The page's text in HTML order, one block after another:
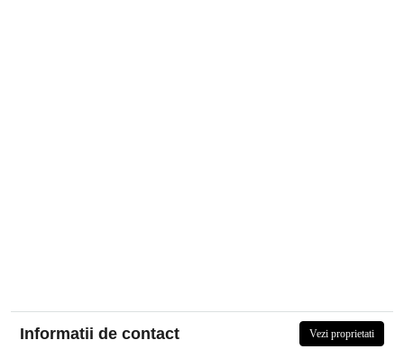
Informatii de contact Vezi proprietati